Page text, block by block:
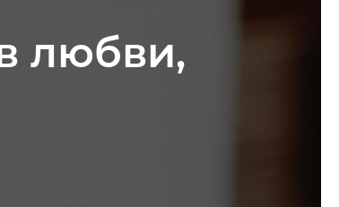
любви,